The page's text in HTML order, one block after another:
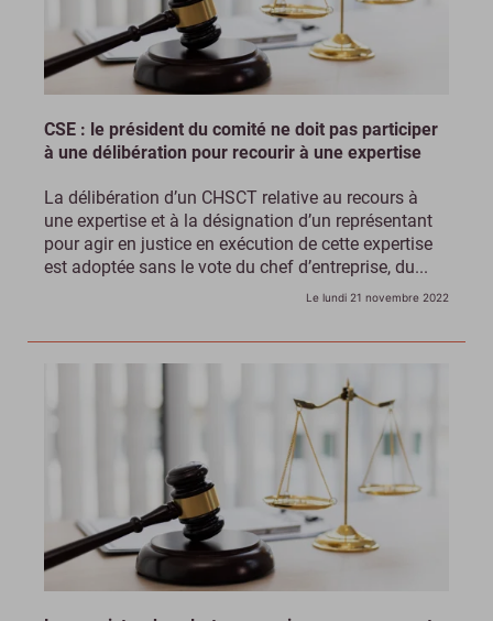
CSE : le président du comité ne doit pas participer
à une délibération pour recourir à une expertise
La délibération d’un CHSCT relative au recours à
une expertise et à la désignation d’un représentant
pour agir en justice en exécution de cette expertise
est adoptée sans le vote du chef d’entreprise, du...
Le lundi 21 novembre 2022